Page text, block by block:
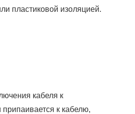
пластиковой изоляцией.
кабеля к
к кабелю,